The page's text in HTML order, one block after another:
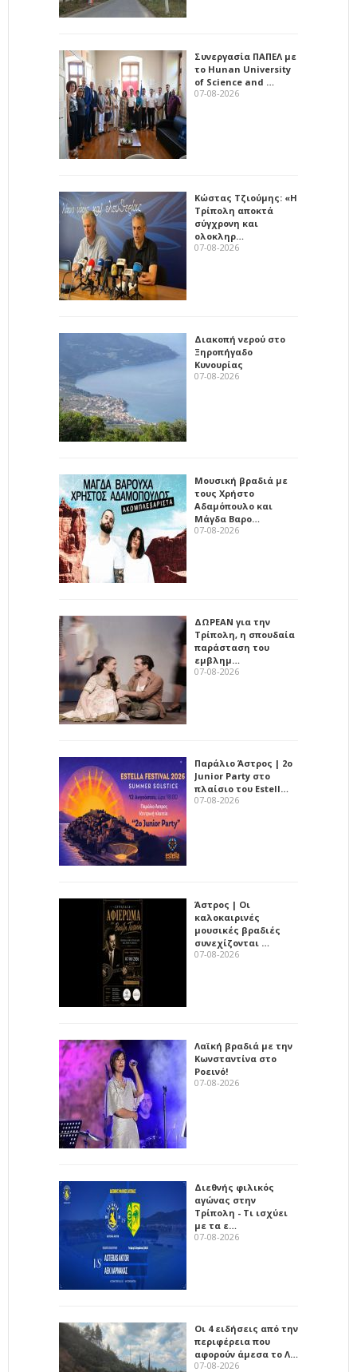
Συνεργασία ΠΑΠΕΛ με
το Hunan University
of Science and …
07-08-2026
Κώστας Τζιούμης: «Η
Τρίπολη αποκτά
σύγχρονη και
ολοκληρ…
07-08-2026
Διακοπή νερού στο
Ξηροπήγαδο
Κυνουρίας
07-08-2026
Μουσική βραδιά με
τους Χρήστο
Αδαμόπουλο και
Μάγδα Βαρο…
07-08-2026
ΔΩΡΕΑΝ για την
Τρίπολη, η σπουδαία
παράσταση του
εμβλημ…
07-08-2026
Παράλιο Άστρος | 2ο
Junior Party στο
πλαίσιο του Estell…
07-08-2026
Άστρος | Οι
καλοκαιρινές
μουσικές βραδιές
συνεχίζονται …
07-08-2026
Λαϊκή βραδιά με την
Κωνσταντίνα στο
Ροεινό!
07-08-2026
Διεθνής φιλικός
αγώνας στην
Τρίπολη - Τι ισχύει
με τα ε…
07-08-2026
Οι 4 ειδήσεις από την
περιφέρεια που
αφορούν άμεσα το Λ…
07-08-2026